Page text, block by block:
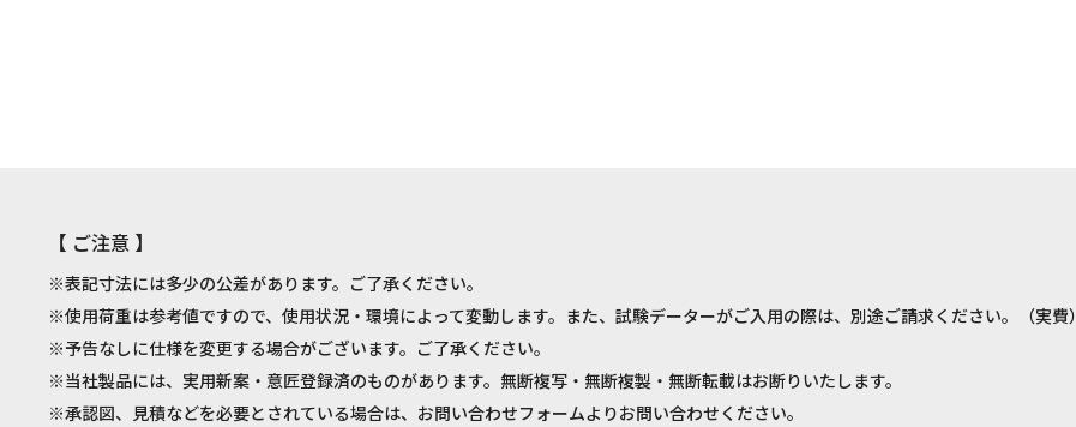
【 ご注意 】
※表記寸法には多少の公差があります。ご了承ください。
※使用荷重は参考値ですので、使用状況・環境によって変動します。また、試験データーがご入用の際は、別途ご請求ください。（実費）
※予告なしに仕様を変更する場合がございます。ご了承ください。
※当社製品には、実用新案・意匠登録済のものがあります。無断複写・無断複製・無断転載はお断りいたします。
※承認図、見積などを必要とされている場合は、お問い合わせフォームよりお問い合わせください。